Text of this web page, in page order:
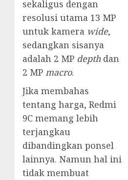
sekaligus dengan
resolusi utama 13 MP
untuk kamera wide,
sedangkan sisanya
adalah 2 MP depthdan
2 MP macro.
Jika membahas
tentang harga, Redmi
9C memang lebih
terjangkau
dibandingkan ponsel
lainnya. Namun hal ini
tidak membuat